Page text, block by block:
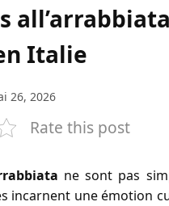
all’arrabbiata
Italie
26, 2026
Rate this post
ne sont pas
incarnent une émotion